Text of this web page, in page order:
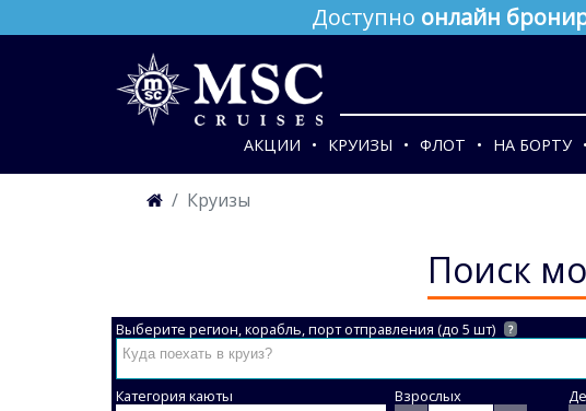
Доступно онлайн
АКЦИИ КРУИЗЫ ФЛОТ НА БОРТУ
Круизы
Поиск
Выберите регион, корабль, порт отправления (до 5 шт) ?
Категория каюты Взрослых